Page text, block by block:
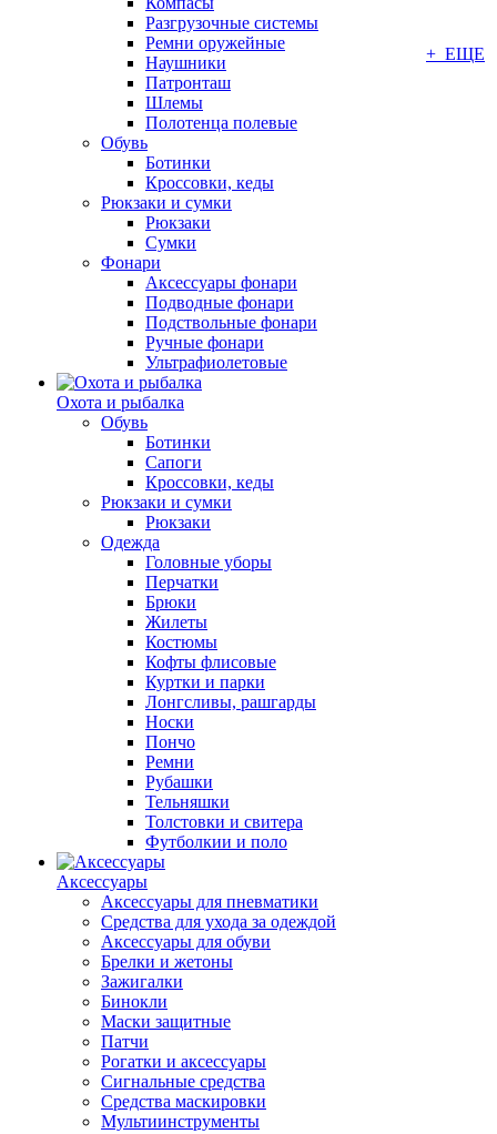
Разгрузочные системы
Ремни оружейные
Наушники
Патронташ
Шлемы
Полотенца полевые
Обувь
Ботинки
Кроссовки, кеды
Рюкзаки и сумки
Рюкзаки
Сумки
Фонари
Аксессуары фонари
Подводные фонари
Подствольные фонари
Ручные фонари
Ультрафиолетовые
Охота и рыбалка
Обувь
Ботинки
Сапоги
Кроссовки, кеды
Рюкзаки и сумки
Рюкзаки
Одежда
Головные уборы
Перчатки
Брюки
Жилеты
Костюмы
Кофты флисовые
Куртки и парки
Лонгсливы, рашгарды
Носки
Пончо
Ремни
Рубашки
Тельняшки
Толстовки и свитера
Футболкии и поло
Аксессуары
Аксессуары для пневматики
Средства для ухода за одеждой
Аксессуары для обуви
Брелки и жетоны
Зажигалки
Бинокли
Маски защитные
Патчи
Рогатки и аксессуары
Сигнальные средства
Средства маскировки
Мультиинструменты
+ ЕЩЕ